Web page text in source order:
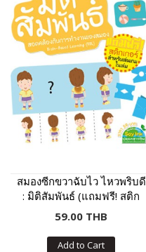
สมองซีกขวาฉับไว ไหวพริบดี
: มิติสัมพันธ์ (แถมฟรี! สติก
เกอร์)
59.00 THB
Add to Cart